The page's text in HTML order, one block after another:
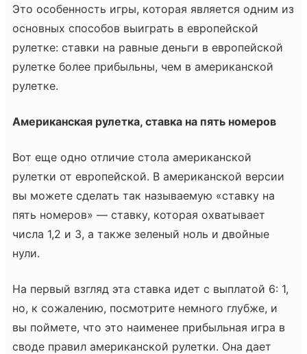
Это особенность игры, которая является одним из
основных способов выиграть в европейской
рулетке: ставки на равные деньги в европейской
рулетке более прибыльны, чем в американской
рулетке.
Американская рулетка, ставка на пять номеров
Вот еще одно отличие стола американской
рулетки от европейской. В американской версии
вы можете сделать так называемую «ставку на
пять номеров» — ставку, которая охватывает
числа 1,2 и 3, а также зеленый ноль и двойные
нули.
На первый взгляд эта ставка идет с выплатой 6: 1,
но, к сожалению, посмотрите немного глубже, и
вы поймете, что это наименее прибыльная игра в
своде правил американской рулетки. Она дает